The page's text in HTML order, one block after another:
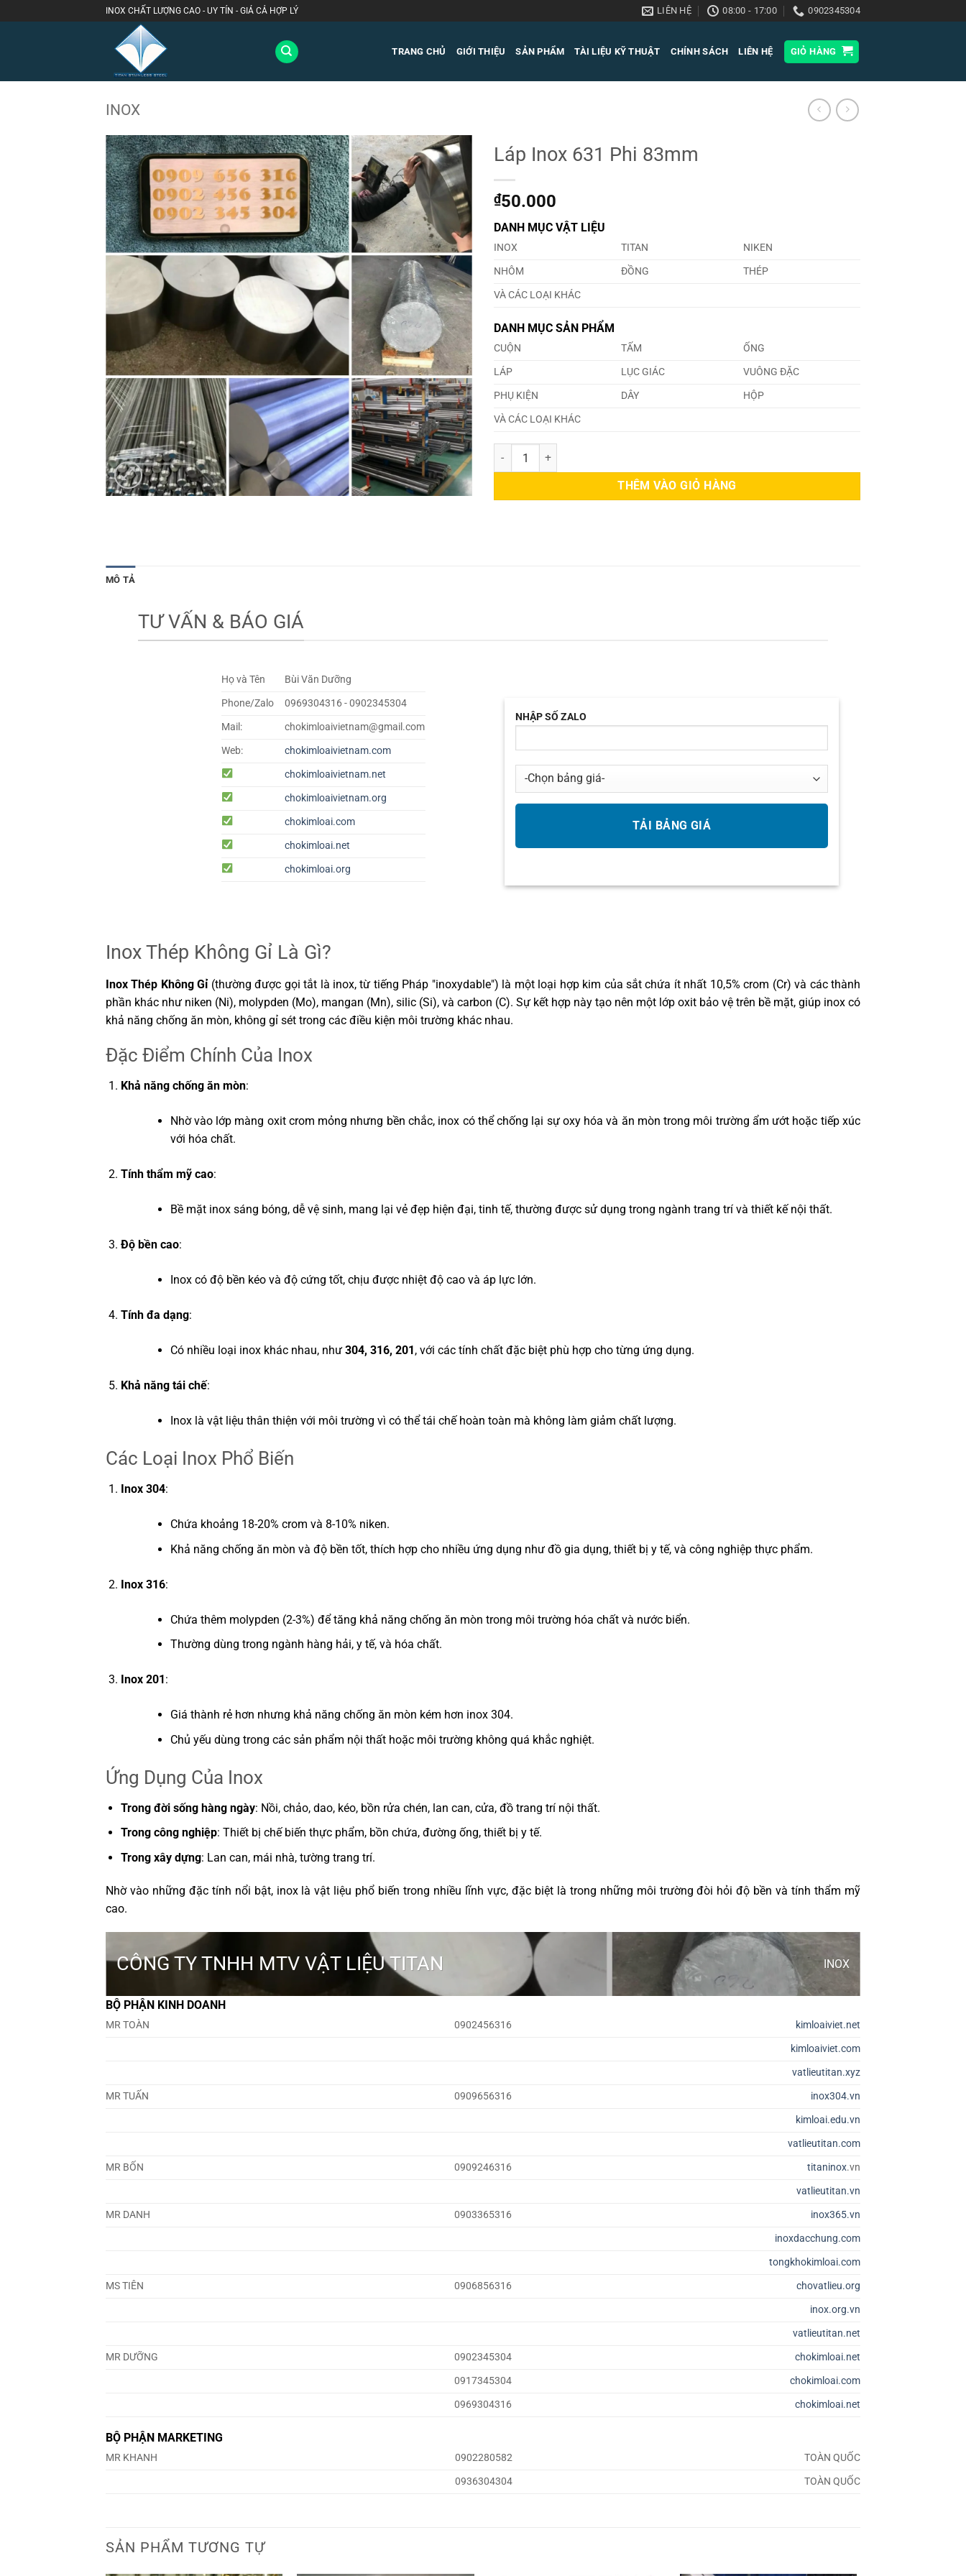
qua
INOX CHẤT LƯỢNG CAO - UY TÍN - GIÁ CẢ HỢP LÝ LIÊN HỆ 08:00 - 17:00 0902345304
TRANG CHỦ GIỚI THIỆU SẢN PHẨM TÀI LIỆU KỸ THUẬT CHÍNH SÁCH LIÊN HỆ GIỎ HÀNG
INOX
Láp Inox 631 Phi 83mm
₫50.000
DANH MỤC VẬT LIỆU
INOX TITAN
NIKEN
NHÔM
ĐỒNG
THÉP
VÀ CÁC LOẠI KHÁC
DANH MỤC SẢN PHẨM
CUỘN TẤM
ỐNG
LÁP
LỤC GIÁC
VUÔNG ĐẶC
PHỤ KIỆN
DÂY
HỘP
VÀ CÁC LOẠI KHÁC
Láp Inox 631 Phi 83mm số lượng
THÊM VÀO GIỎ HÀNG
MÔ TẢ
TƯ VẤN & BÁO GIÁ
Họ và Tên
Bùi Văn Dưỡng
Phone/Zalo
0969304316 - 0902345304
Mail:
chokimloaivietnam@gmail.com
Web:
chokimloaivietnam.com
chokimloaivietnam.net
chokimloaivietnam.org
chokimloai.com
chokimloai.net
chokimloai.org
NHẬP SỐ ZALO
Inox Thép Không Gỉ Là Gì?
Inox Thép Không Gỉ(thường được gọi tắt là inox, từ tiếng Pháp "inoxydable") là một loại hợp kim của sắt chứa ít nhất 10,5% crom (Cr) và các thành
phần khác như niken (Ni), molypden (Mo), mangan (Mn), silic (Si), và carbon (C). Sự kết hợp này tạo nên một lớp oxit bảo vệ trên bề mặt, giúp inox có
khả năng chống ăn mòn, không gỉ sét trong các điều kiện môi trường khác nhau.
Đặc Điểm Chính Của Inox
Khả năng chống ăn mòn:
Nhờ vào lớp màng oxit crom mỏng nhưng bền chắc, inox có thể chống lại sự oxy hóa và ăn mòn trong môi trường ẩm ướt hoặc tiếp xúc
với hóa chất.
Tính thẩm mỹ cao:
Bề mặt inox sáng bóng, dễ vệ sinh, mang lại vẻ đẹp hiện đại, tinh tế, thường được sử dụng trong ngành trang trí và thiết kế nội thất.
Độ bền cao:
Inox có độ bền kéo và độ cứng tốt, chịu được nhiệt độ cao và áp lực lớn.
Tính đa dạng:
Có nhiều loại inox khác nhau, như 304, 316, 201 , với các tính chất đặc biệt phù hợp cho từng ứng dụng.
Khả năng tái chế:
Inox là vật liệu thân thiện với môi trường vì có thể tái chế hoàn toàn mà không làm giảm chất lượng.
Các Loại Inox Phổ Biến
Inox 304:
Chứa khoảng 18-20% crom và 8-10% niken.
Khả năng chống ăn mòn và độ bền tốt, thích hợp cho nhiều ứng dụng như đồ gia dụng, thiết bị y tế, và công nghiệp thực phẩm.
Inox 316:
Chứa thêm molypden (2-3%) để tăng khả năng chống ăn mòn trong môi trường hóa chất và nước biển.
Thường dùng trong ngành hàng hải, y tế, và hóa chất.
Inox 201 :
Giá thành rẻ hơn nhưng khả năng chống ăn mòn kém hơn inox 304.
Chủ yếu dùng trong các sản phẩm nội thất hoặc môi trường không quá khắc nghiệt.
Ứng Dụng Của Inox
Trong đời sống hàng ngày: Nồi, chảo, dao, kéo, bồn rửa chén, lan can, cửa, đồ trang trí nội thất.
Trong công nghiệp: Thiết bị chế biến thực phẩm, bồn chứa, đường ống, thiết bị y tế.
Trong xây dựng: Lan can, mái nhà, tường trang trí.
Nhờ vào những đặc tính nổi bật, inox là vật liệu phổ biến trong nhiều lĩnh vực, đặc biệt là trong những môi trường đòi hỏi độ bền và tính thẩm mỹ
cao.
CÔNG TY TNHH MTV VẬT LIỆU TITAN INOX
BỘ PHẬN KINH DOANH
MR TOÀN 0902456316
kimloaiviet.net
kimloaiviet.com
vatlieutitan.xyz
MR TUẤN
0909656316
inox304.vn
kimloai.edu.vn
vatlieutitan.com
MR BỐN
0909246316 titaninox.vn
vatlieutitan.vn
MR DANH
0903365316
inox365.vn
inoxdacchung.com
tongkhokimloai.com
MS TIÊN
0906856316
chovatlieu.org
inox.org.vn
vatlieutitan.net
MR DƯỠNG
0902345304
chokimloai.net
0917345304
chokimloai.com
0969304316
chokimloai.net
BỘ PHẬN MARKETING
MR KHANH 0902280582
TOÀN QUỐC
0936304304
TOÀN QUỐC
SẢN PHẨM TƯƠNG TỰ